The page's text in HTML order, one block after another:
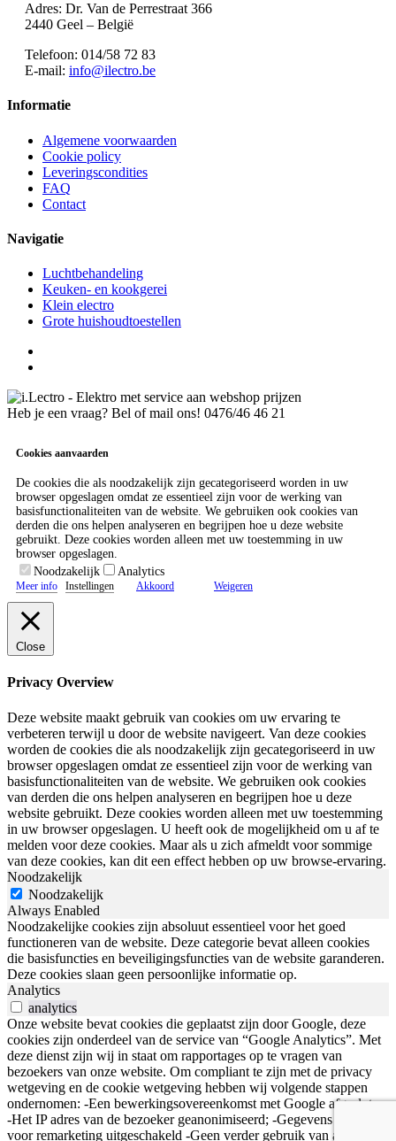
Adres: Dr. Van de Perrestraat 366
2440 Geel – België
Telefoon: 014/58 72 83
E-mail: info@ilectro.be
Informatie
Algemene voorwaarden
Cookie policy
Leveringscondities
FAQ
Contact
Navigatie
Luchtbehandeling
Keuken- en kookgerei
Klein electro
Grote huishoudtoestellen
Heb je een vraag? Bel of mail ons! 0476/46 46 21
Cookies aanvaarden
De cookies die als noodzakelijk zijn gecategoriseerd worden in uw
browser opgeslagen omdat ze essentieel zijn voor de werking van
basisfunctionaliteiten van de website. We gebruiken ook cookies van
derden die ons helpen analyseren en begrijpen hoe u deze website
gebruikt. Deze cookies worden alleen met uw toestemming in uw
browser opgeslagen.
Noodzakelijk
Analytics
Meer info Instellingen Akkoord Weigeren
Close
Privacy Overview
Deze website maakt gebruik van cookies om uw ervaring te
verbeteren terwijl u door de website navigeert. Van deze cookies
worden de cookies die als noodzakelijk zijn gecategoriseerd in uw
browser opgeslagen omdat ze essentieel zijn voor de werking van
basisfunctionaliteiten van de website. We gebruiken ook cookies
van derden die ons helpen analyseren en begrijpen hoe u deze
website gebruikt. Deze cookies worden alleen met uw toestemming
in uw browser opgeslagen. U heeft ook de mogelijkheid om u af te
melden voor deze cookies. Maar als u zich afmeldt voor sommige
van deze cookies, kan dit een effect hebben op uw browse-ervaring.
Noodzakelijk
Noodzakelijk
Always Enabled
Noodzakelijke cookies zijn absoluut essentieel voor het goed
functioneren van de website. Deze categorie bevat alleen cookies
die basisfuncties en beveiligingsfuncties van de website garanderen.
Deze cookies slaan geen persoonlijke informatie op.
Analytics
analytics
Onze website bevat cookies die geplaatst zijn door Google, deze
cookies zijn onderdeel van de service van “Google Analytics”. Met
deze dienst zijn wij in staat om rapportages op te vragen van
bezoekers van onze website. Om compliant te zijn met de privacy
wetgeving en de cookie wetgeving hebben wij volgende stappen
ondernomen: -Een bewerkingsovereenkomst met Google afgesloten;
-Het IP adres van de bezoeker geanonimiseerd; -Gegevens delen
voor remarketing uitgeschakeld -Geen verder gebruik van andere